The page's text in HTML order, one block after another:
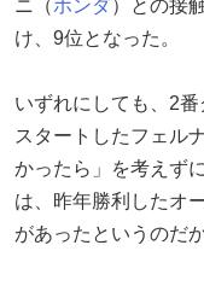
ニ（ホンダ）との接
け、9位となった。
いずれにしても、2
スタートしたフェル
かったら」を考えず
は、昨年勝利したオ
があったというのだ